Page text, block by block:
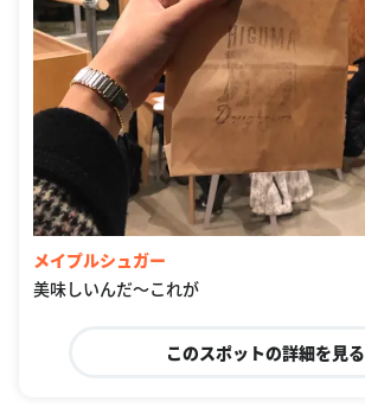
メイプルシュガー
美味しいんだ〜これが
このスポットの詳細を見る